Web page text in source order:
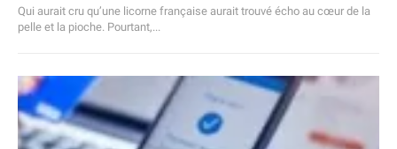
Qui aurait cru qu’une licorne française aurait trouvé écho au cœur de la
pelle et la pioche. Pourtant,...